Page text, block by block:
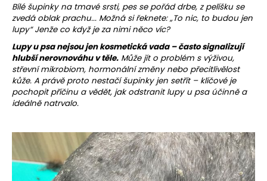
Bílé šupinky na tmavé srsti, pes se pořád drbe, z pelíšku se
zvedá oblak prachu... Možná si řeknete: „To nic, to budou jen
lupy“ Jenže co když je za nimi něco víc?
Lupy u psa nejsou jen kosmetická vada – často signalizují
hlubší nerovnováhu v těle. Může jít o problém s výživou,
střevní mikrobiom, hormonální změny nebo přecitlivělost
kůže. A právě proto nestačí šupinky jen setřít – klíčové je
pochopit příčinu a vědět, jak odstranit lupy u psa účinně a
ideálně natrvalo.
t
?
HLEDAT
D
o
p